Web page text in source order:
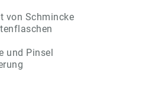
von Schmincke
und Pinsel